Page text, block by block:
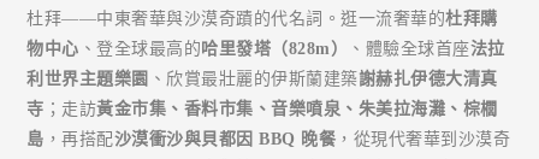
杜拜——中東奢華與沙漠奇蹟的代名詞。逛一流奢華的杜拜購
物中心 、登全球最高的哈里發塔（828m） 、體驗全球首座法拉
利世界主題樂園 、欣賞最壯麗的伊斯蘭建築謝赫扎伊德大清真
寺 ；走訪黃金市集、香料市集、音樂噴泉、朱美拉海灘、棕櫚
島 ，再搭配沙漠衝沙與貝都因 BBQ 晚餐 ，從現代奢華到沙漠奇